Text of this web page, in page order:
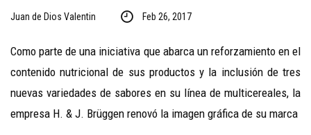
Juan de Dios Valentin Feb 26, 2017
Como parte de una iniciativa que abarca un reforzamiento en el
contenido nutricional de sus productos y la inclusión de tres
nuevas variedades de sabores en su línea de multicereales, la
empresa H. & J. Brüggen renovó la imagen gráfica de su marca